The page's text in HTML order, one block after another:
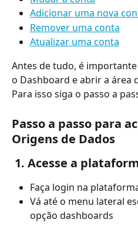
Adicionar uma nova
Remover uma conta
Atualizar uma conta
Antes de tudo, é
o Dashboard e abrir a área
Para isso siga o passo a
Passo a passo para
Origens de Dados
1. Acesse a
Faça login na
Vá até o menu lateral
opção dashboards